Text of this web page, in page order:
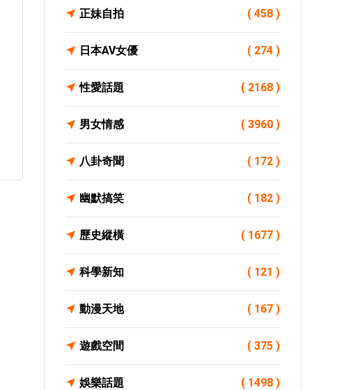
正妹自拍 ( 458 )
日本AV女優 ( 274 )
性愛話題 ( 2168 )
男女情感 ( 3960 )
八卦奇聞 ( 172 )
幽默搞笑 ( 182 )
歷史縱橫 ( 1677 )
科學新知 ( 121 )
動漫天地 ( 167 )
遊戲空間 ( 375 )
娛樂話題 ( 1498 )